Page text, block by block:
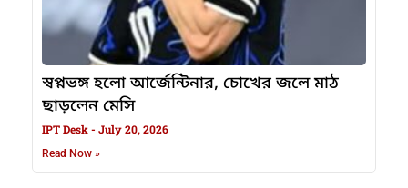
স্বপ্নভঙ্গ হলো আর্জেন্টিনার, চোখের জলে মাঠ
ছাড়লেন মেসি
IPT Desk July 20, 2026
Read Now »